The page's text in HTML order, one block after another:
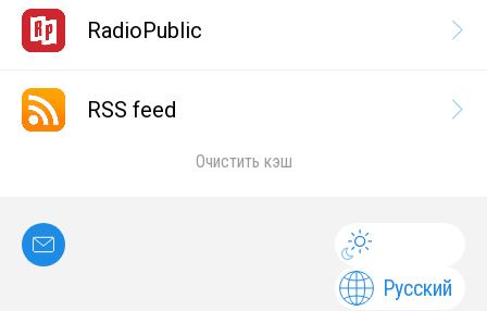
RadioPublic
RSS feed
Очистить кэш
Русский